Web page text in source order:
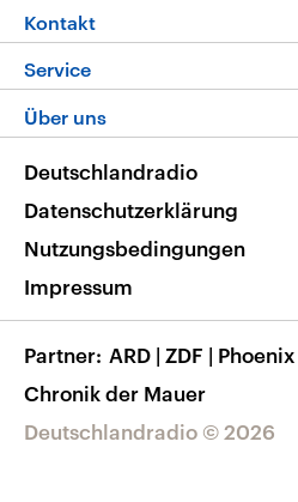
Die Nachrichten
Nachrichtenleicht
Neue Beiträge auf dlf.de
Livestream
Podcasts
Deutschlandfunk App
Nachrichten App
Frequenzen
Kontakt
Hörerservice
Service
FAQ
Veranstaltungen
Musikliste
RSS
Über uns
Barrierefreiheit
Deutschlandradio © 2026
Deutschlandradio
Datenschutzerklärung
Nutzungsbedingungen
Impressum
Partner ARD | ZDF | Phoenix
Chronik der Mauer